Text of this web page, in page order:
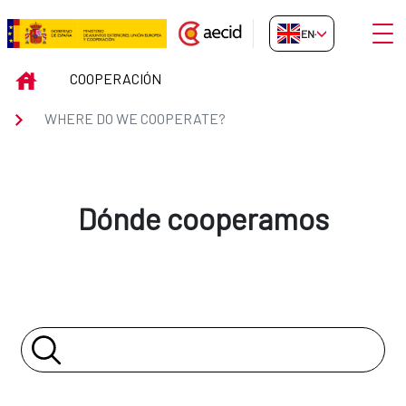
Skip to Main Content
WHERE DO WE COOPERATE?
EN-GB
INICIOCOOPERACIÓN
WHERE DO WE COOPERATE?
Dónde cooperamos